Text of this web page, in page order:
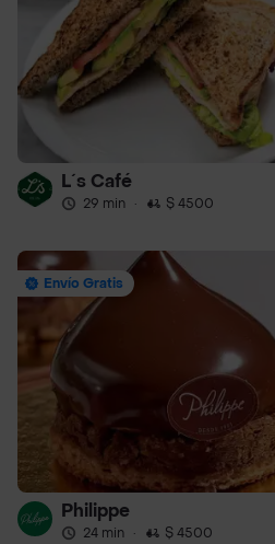
L´s Café
29 min · $ 4500
Envío Gratis
Philippe
24 min · $ 4500